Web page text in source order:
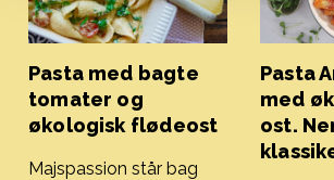
Pasta med bagte
tomater og
økologisk flødeost
Majspassion står bag
Pasta
med
ost.